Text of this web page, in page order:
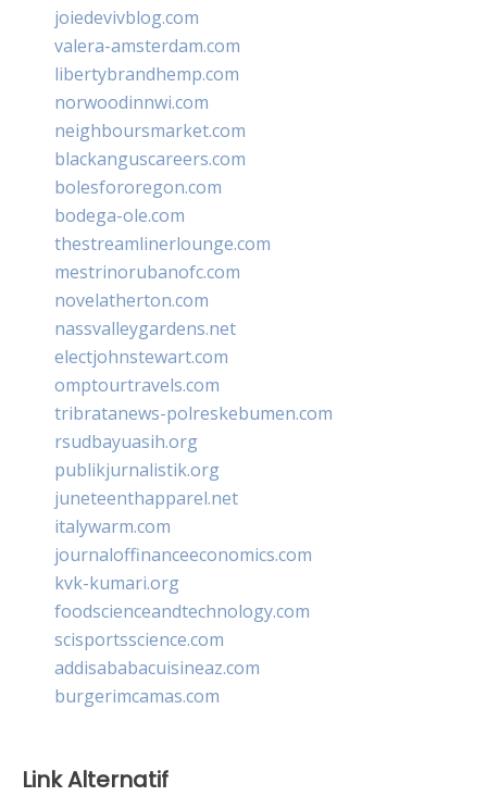
joiedevivblog.com
valera-amsterdam.com
libertybrandhemp.com
norwoodinnwi.com
neighboursmarket.com
blackanguscareers.com
bolesfororegon.com
bodega-ole.com
thestreamlinerlounge.com
mestrinorubanofc.com
novelatherton.com
nassvalleygardens.net
electjohnstewart.com
omptourtravels.com
tribratanews-polreskebumen.com
rsudbayuasih.org
publikjurnalistik.org
juneteenthapparel.net
italywarm.com
journaloffinanceeconomics.com
kvk-kumari.org
foodscienceandtechnology.com
scisportsscience.com
addisababacuisineaz.com
burgerimcamas.com
Link Alternatif